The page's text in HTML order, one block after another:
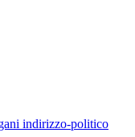
indirizzo-politico